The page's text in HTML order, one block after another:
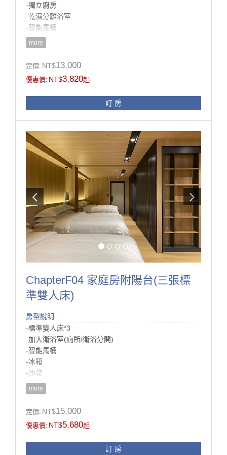
-獨立廚房
-乾濕分離浴室
-智能馬桶
-冰箱
-陽台
-電視
房型設施介紹
這間房型為小組旅行的好選擇，四人房寬大的空間，
是家庭或小組旅行的好選擇！
more
定價: NT$13,000
優惠價: NT$3,820起
訂 房
ChapterF04 家庭房附陽台(三張標
準雙人床)
房型說明
-標準雙人床*3
-加大衛浴室(廁所/衛浴分開)
-智能馬桶
-冰箱
-沙發
-陽台
-電視
房型設施介紹
如果你有四個人以上的旅伴，不想分房也不想包棟，
有空間可以大家聚在電視前一起看影集，一起吃宵夜享
more
定價: NT$15,000
優惠價: NT$5,680起
訂 房